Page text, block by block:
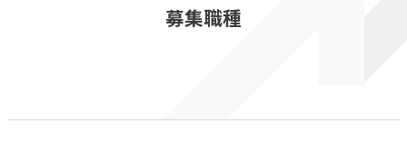
訪問看護リハビリステーション癒々
福祉用具プランナー癒々
募集職種